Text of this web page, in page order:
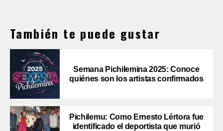
También te puede gustar
Semana Pichilemina 2025: Conoce
quiénes son los artistas confirmados
Pichilemu: Como Ernesto Lértora fue
identificado el deportista que murió